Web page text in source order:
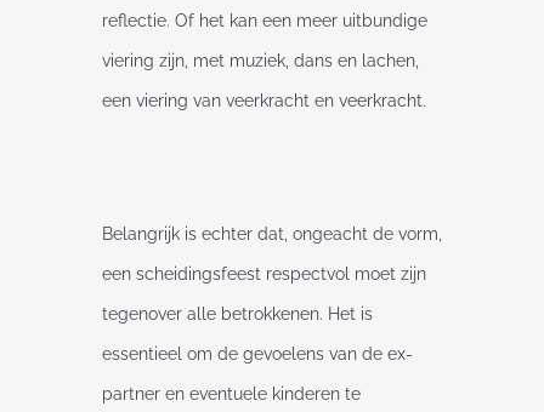
reflectie. Of het kan een meer uitbundige
viering zijn, met muziek, dans en lachen,
een viering van veerkracht en veerkracht.
Belangrijk is echter dat, ongeacht de vorm,
een scheidingsfeest respectvol moet zijn
tegenover alle betrokkenen. Het is
essentieel om de gevoelens van de ex-
partner en eventuele kinderen te